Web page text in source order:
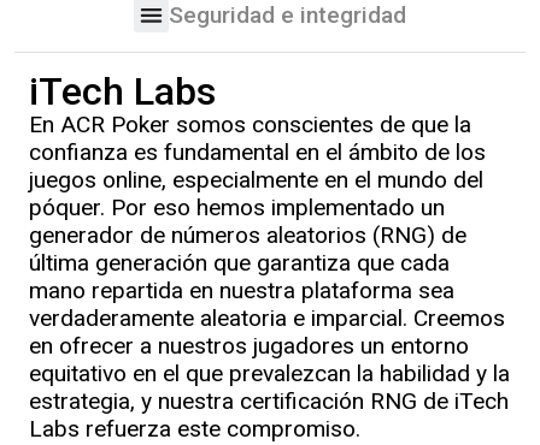
iTech Labs
En ACR Poker somos conscientes de que la
confianza es fundamental en el ámbito de los
juegos online, especialmente en el mundo del
póquer. Por eso hemos implementado un
generador de números aleatorios (RNG) de
última generación que garantiza que cada
mano repartida en nuestra plataforma sea
verdaderamente aleatoria e imparcial. Creemos
en ofrecer a nuestros jugadores un entorno
equitativo en el que prevalezcan la habilidad y la
estrategia, y nuestra certificación RNG de iTech
Labs refuerza este compromiso.
Seguridad e integridad